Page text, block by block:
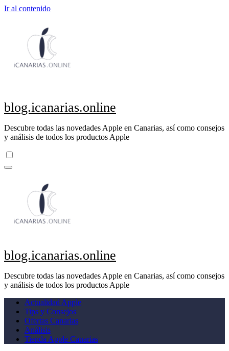
Ir al contenido
blog.icanarias.online
Descubre todas las novedades Apple en Canarias, así como consejos
y análisis de todos los productos Apple
blog.icanarias.online
Descubre todas las novedades Apple en Canarias, así como consejos
y análisis de todos los productos Apple
Actualidad Apple
Tips y Consejos
Ofertas Canarias
Análisis
Tienda Apple Canarias